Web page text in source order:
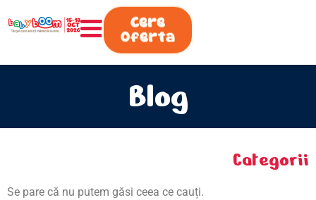
0730.808.038 Cere
Oferta
Blog
Categorii
Se pare că nu putem găsi ceea ce cauți.